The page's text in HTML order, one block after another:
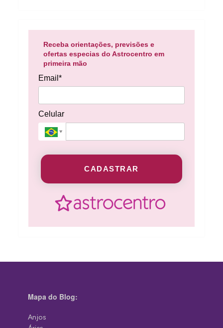
Receba orientações, previsões e
ofertas especias do Astrocentro em
primeira mão
Email*
Celular
CADASTRAR
Mapa do Blog:
Anjos